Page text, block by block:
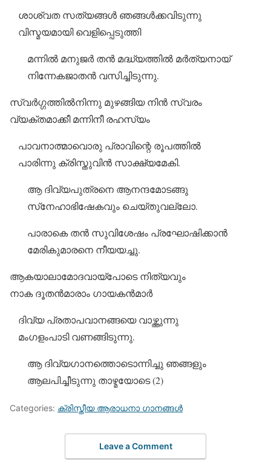
ശാശ്വത സത്യങ്ങള്‍ ഞങ്ങള്‍ക്കവിടുന്നു
വിസ്മയമായി വെളിപ്പെടുത്തി
മന്നില്‍ മനുജര്‍ തന്‍ മദ്ധ്യത്തില്‍ മര്‍ത്യനായ്
നിന്നേകജാതന്‍ വസിച്ചിടുന്നു.
സ്വര്‍ഗ്ഗത്തില്‍നിന്നു മുഴങ്ങിയ നിന്‍ സ്വരം
വ്യക്തമാക്കീ മന്നിനീ രഹസ്യം
പാവനാത്മാവൊരു പ്രാവിന്റെ രൂപത്തില്‍
പാരിന്നു ക്രിസ്തുവിന്‍ സാക്ഷ്യമേകി.
ആ ദിവ്യപുത്രനെ ആനന്ദമോടങ്ങു
സ്‌നേഹാഭിഷേകവും ചെയ്തുവല്ലോ.
പാരാകെ തന്‍ സുവിശേഷം പ്രഘോഷിക്കാന്‍
മേരികുമാരനെ നീയയച്ചു.
ആകയാലാമോദവായ്‌പോടെ നിത്യവും
നാക ദൂതന്‍മാരാം ഗായകന്‍മാര്‍
ദിവ്യ പ്രതാപവാനങ്ങയെ വാഴ്ത്തുന്നു
മംഗളംപാടി വണങ്ങിടുന്നു.
ആ ദിവ്യഗാനത്തൊടൊന്നിച്ചു ഞങ്ങളും
ആലപിച്ചീടുന്നു താഴ്മയോടെ (2)
Categories: ക്രിസ്തീയ ആരാധനാ ഗാനങ്ങള്‍
Leave a Comment